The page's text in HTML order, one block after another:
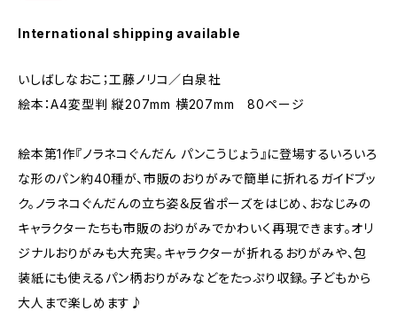
International shipping available
いしばしなおこ；工藤ノリコ／白泉社
絵本：A4変型判 縦207mm 横207mm 80ページ
絵本第1作『ノラネコぐんだん パンこうじょう』に登場するいろいろ
な形のパン約40種が、市販のおりがみで簡単に折れるガイドブッ
ク。ノラネコぐんだんの立ち姿＆反省ポーズをはじめ、おなじみの
キャラクターたちも市販のおりがみでかわいく再現できます。オリ
ジナルおりがみも大充実。キャラクターが折れるおりがみや、包
装紙にも使えるパン柄おりがみなどをたっぷり収録。子どもから
大人まで楽しめます♪